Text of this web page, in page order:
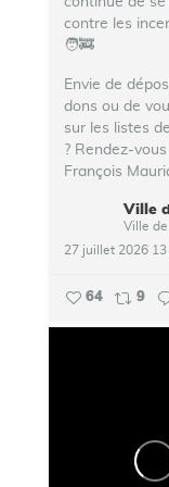
contre les
🧑‍🚒
Envie de
dons ou de
sur les listes
? Rendez-vous
François
Ville
27 juillet 2026 13
64 9